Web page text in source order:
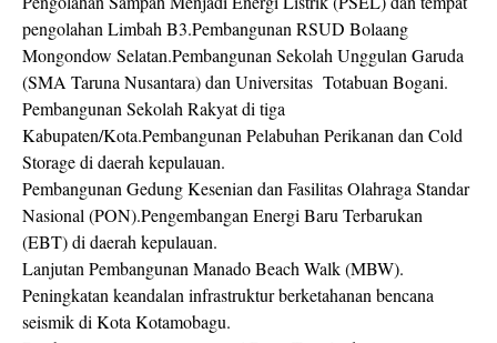
pengolahan Limbah B3.Pembangunan RSUD Bolaang
Mongondow Selatan.Pembangunan Sekolah Unggulan Garuda
(SMA Taruna Nusantara) dan Universitas Totabuan Bogani.
Pembangunan Sekolah Rakyat di tiga
Kabupaten/Kota.Pembangunan Pelabuhan Perikanan dan Cold
Storage di daerah kepulauan.
Pembangunan Gedung Kesenian dan Fasilitas Olahraga Standar
Nasional (PON).Pengembangan Energi Baru Terbarukan
(EBT) di daerah kepulauan.
Lanjutan Pembangunan Manado Beach Walk (MBW).
Peningkatan keandalan infrastruktur berketahanan bencana
seismik di Kota Kotamobagu.